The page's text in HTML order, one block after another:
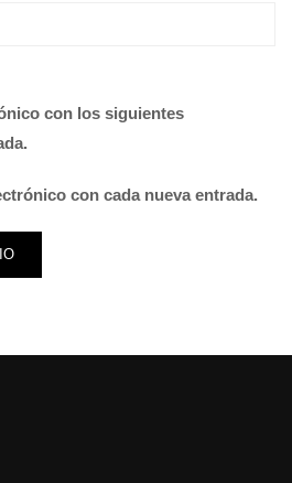
con los siguientes
con cada nueva entrada.